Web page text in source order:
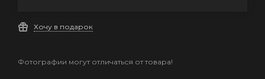
Хочу в подарок
Фотографии могут отличаться от товара!